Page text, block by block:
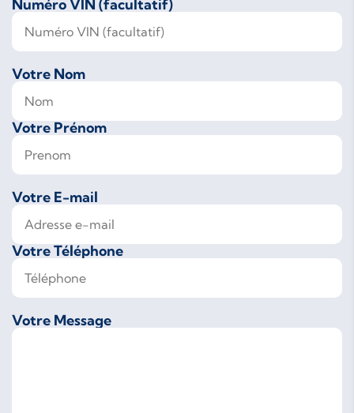
Numéro VIN (facultatif)
Votre Nom
Votre Prénom
Votre E-mail
Votre Téléphone
Votre Message